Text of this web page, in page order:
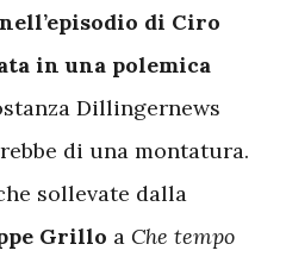
di Ciro
in una polemica
Dillingernews
di una montatura.
sollevate dalla
Grillo a Che tempo